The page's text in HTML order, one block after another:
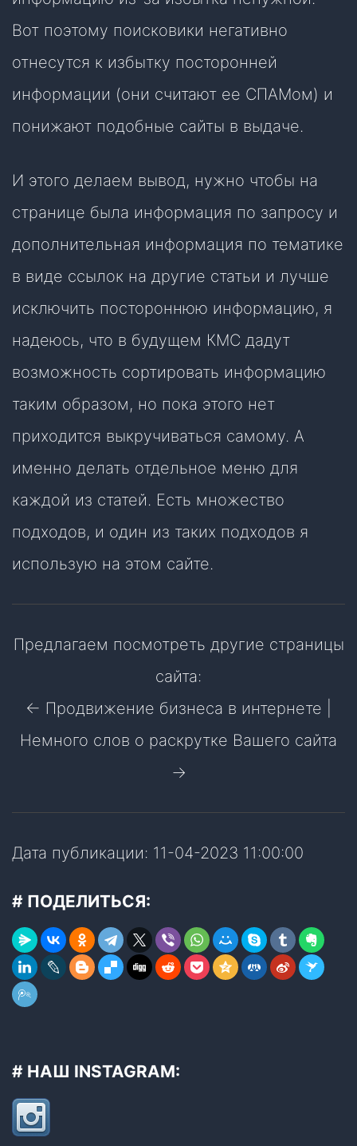
Вот поэтому поисковики негативно
отнесутся к избытку посторонней
информации (они считают ее СПАМом) и
понижают подобные сайты в выдаче.
И этого делаем вывод, нужно чтобы на
странице была информация по запросу и
дополнительная информация по тематике
в виде ссылок на другие статьи и лучше
исключить постороннюю информацию, я
надеюсь, что в будущем КМС дадут
возможность сортировать информацию
таким образом, но пока этого нет
приходится выкручиваться самому. А
именно делать отдельное меню для
каждой из статей. Есть множество
подходов, и один из таких подходов я
использую на этом сайте.
Предлагаем посмотреть другие страницы
сайта:
← Продвижение бизнеса в интернете
Немного слов о раскрутке Вашего сайта
→
Дата публикации: 11-04-2023 11:00:00
# ПОДЕЛИТЬСЯ:
# НАШ INSTAGRAM: